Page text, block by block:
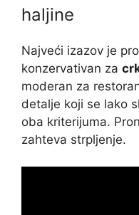
haljine
Najveći izazov je
konzervativan za
moderan za
detalje koji se lako
oba kriterijuma.
zahteva strpljenje.